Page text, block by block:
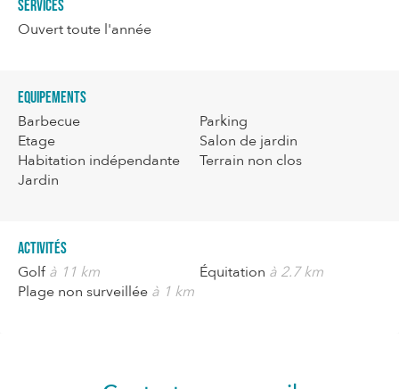
Services
Ouvert toute l'année
Equipements
Barbecue
Etage
Habitation indépendante
Jardin
Parking
Salon de jardin
Terrain non clos
Activités
Golf à 11 km
Plage non surveillée à 1 km
Équitation à 2.7 km